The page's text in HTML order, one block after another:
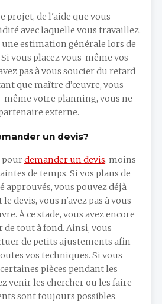
projet, de l'aide que vous
avec laquelle vous travaillez.
estimation générale lors de
vous placez vous-même vos
pas à vous soucier du retard
que maître d’œuvre, vous
même votre planning, vous ne
externe.
un devis?
pourdemander un devis, moins
de temps. Si vos plans de
vous pouvez déjà
devis, vous n'avez pas à vous
À ce stade, vous avez encore
de tout à fond. Ainsi, vous
de petits ajustements afin
vos techniques. Si vous
pièces pendant les
venir les chercher ou les faire
sont toujours possibles.